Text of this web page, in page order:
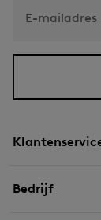
Bedrijf
E-mailadres